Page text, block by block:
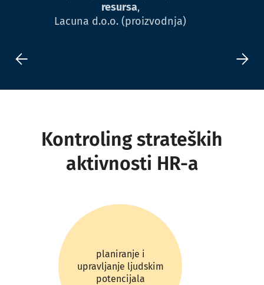
resursa,
Lacuna d.o.o. (proizvodnja)
Kontroling strateških
aktivnosti HR-a
planiranje i
upravljanje ljudskim
potencijala